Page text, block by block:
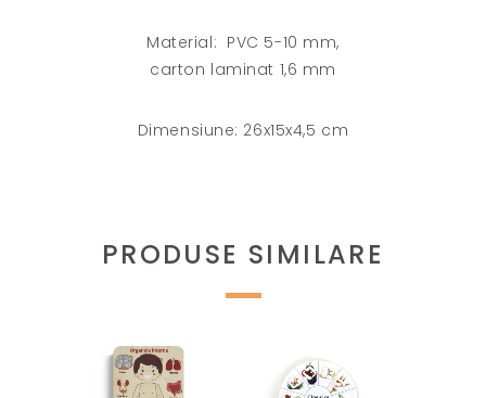
Material: PVC 5-10 mm,
carton laminat 1,6 mm
Dimensiune: 26x15x4,5 cm
PRODUSE SIMILARE